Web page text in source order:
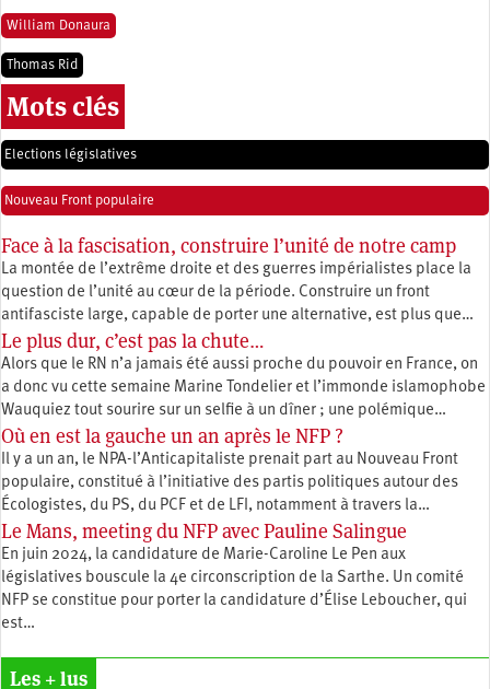
William Donaura
Thomas Rid
Mots clés
Elections législatives
Nouveau Front populaire
Face à la fascisation, construire l’unité de notre camp
La montée de l’extrême droite et des guerres impérialistes place la
question de l’unité au cœur de la période. Construire un front
antifasciste large, capable de porter une alternative, est plus que…
Le plus dur, c’est pas la chute…
Alors que le RN n’a jamais été aussi proche du pouvoir en France, on
a donc vu cette semaine Marine Tondelier et l’immonde islamophobe
Wauquiez tout sourire sur un selfie à un dîner ; une polémique…
Où en est la gauche un an après le NFP ?
Il y a un an, le NPA-l’Anticapitaliste prenait part au Nouveau Front
populaire, constitué à l’initiative des partis politiques autour des
Écologistes, du PS, du PCF et de LFI, notamment à travers la…
Le Mans, meeting du NFP avec Pauline Salingue
En juin 2024, la candidature de Marie-Caroline Le Pen aux
législatives bouscule la 4e circonscription de la Sarthe. Un comité
NFP se constitue pour porter la candidature d’Élise Leboucher, qui
est…
Les + lus